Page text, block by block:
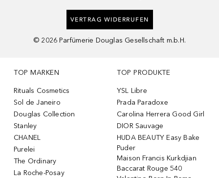
VERTRAG WIDERRUFEN
© 2026 Parfümerie Douglas Gesellschaft m.b.H.
TOP MARKEN
Rituals Cosmetics
Sol de Janeiro
Douglas Collection
Stanley
CHANEL
Purelei
The Ordinary
La Roche-Posay
TOP PRODUKTE
YSL Libre
Prada Paradoxe
Carolina Herrera Good Girl
DIOR Sauvage
HUDA BEAUTY Easy Bake
Puder
Maison Francis Kurkdjian
Baccarat Rouge 540